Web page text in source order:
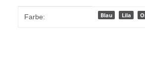
Produkteigenschaft
Wert
Farbe: Blau Lila